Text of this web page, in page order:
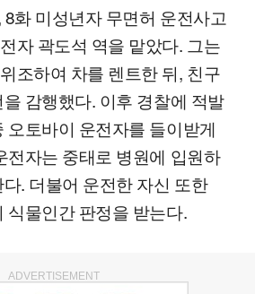
화 미성년자 무면허 운전사고
자 곽도석 역을 맡았다. 그는
조하여 차를 렌트한 뒤, 친구
감행했다. 이후 경찰에 적발
오토바이 운전자를 들이받게
전자는 중태로 병원에 입원하
. 더불어 운전한 자신 또한
식물인간 판정을 받는다.
ADVERTISEMENT